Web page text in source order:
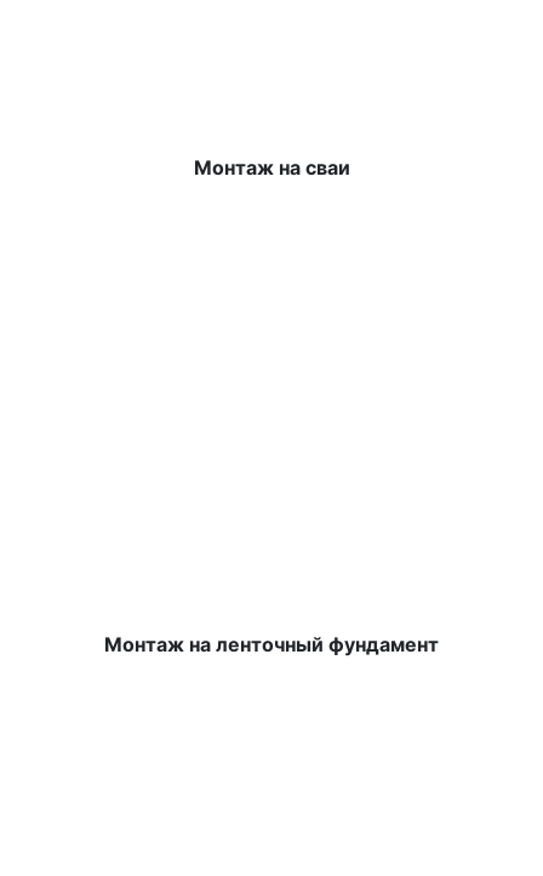
Монтаж на сваи
Монтаж на ленточный фундамент